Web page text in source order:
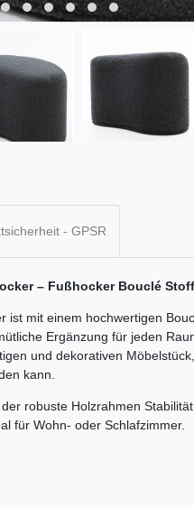
- GPSR
– Fußhocker Bouclé
ist mit einem hochwertigen
Ergänzung für jeden
und dekorativen
kann.
robuste Holzrahmen
für Wohn- oder Schlafzimmer.